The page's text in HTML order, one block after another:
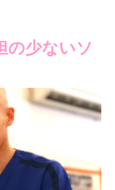
の少ないソ